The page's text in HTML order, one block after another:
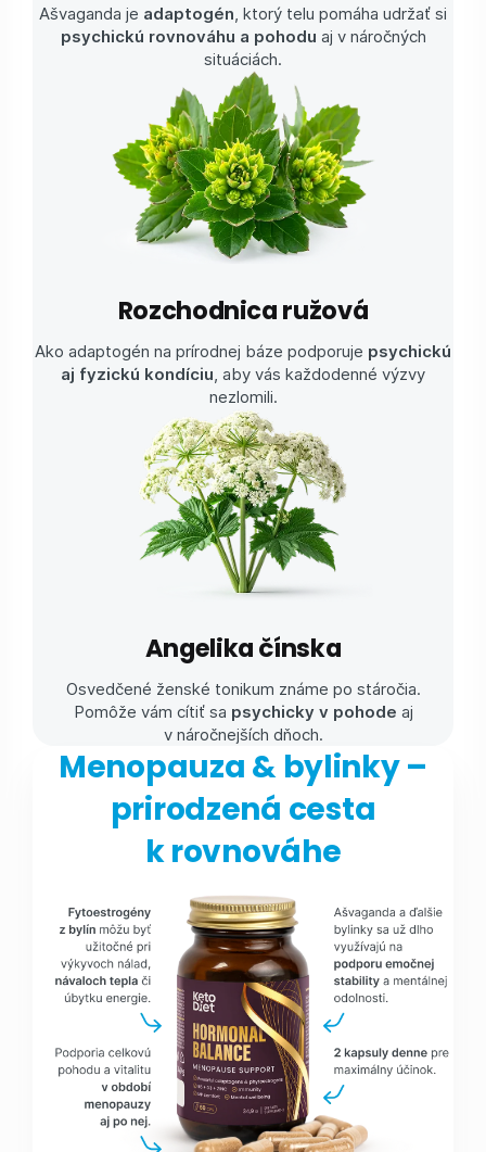
Ašvaganda je adaptogén , ktorý telu pomáha udržať si
psychickú rovnováhu a pohodu aj v náročných
situáciách.
Rozchodnica ružová
Ako adaptogén na prírodnej báze podporuje psychickú
aj fyzickú kondíciu, aby vás každodenné výzvy
nezlomili.
Angelika čínska
Osvedčené ženské tonikum známe po stáročia.
Pomôže vám cítiť sa psychicky v pohode aj
v náročnejších dňoch.
Menopauza & bylinky –
prirodzená cesta
k rovnováhe